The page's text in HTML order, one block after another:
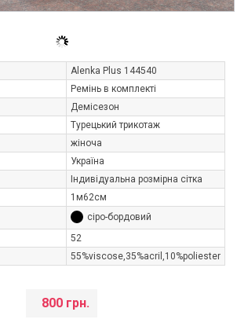
Alenka Plus 144540
Ремінь в комплекті
Демісезон
Турецький трикотаж
жіноча
Україна
Індивідуальна розмірна сітка
1м62см
сіро-бордовий
52
55%viscose,35%aсril,10%poliester
800 грн.